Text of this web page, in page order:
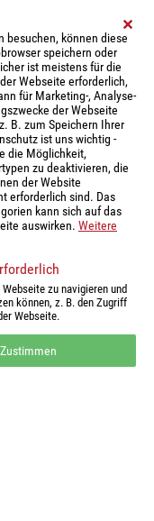
Mein Account
besuchen, können diese
speichern oder
ist meistens für die
Webseite erforderlich,
für Marketing-, Analyse-
der Webseite
B. zum Speichern Ihrer
ist uns wichtig -
die Möglichkeit,
zu deaktivieren, die
der Website
erforderlich sind. Das
kann sich auf das
auswirken. Weitere
zu navigieren und
können, z. B. den Zugriff
Webseite.
Zustimmen